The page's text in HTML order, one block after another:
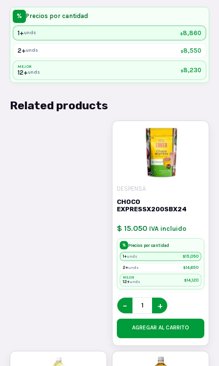
% Precios por cantidad
1+unds $8,860
2+unds $8,550
MEJOR
12+unds $8,230
Related products
DESPENSA
CHOCO
EXPRESSX200SBX24
$ 15.050 IVA incluido
% Precios por cantidad
1+unds $15,050
2+unds $14,650
MEJOR
12+unds $14,120
− +
AGREGAR AL CARRITO